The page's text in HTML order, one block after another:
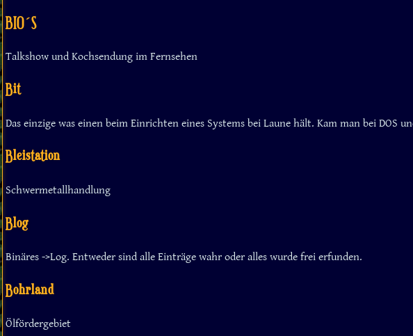
BIO´S
Talkshow und Kochsendung im Fernsehen
Bit
Das einzige was einen beim Einrichten eines Systems bei Laune hält. Kam man bei
Bleistation
Schwermetallhandlung
Blog
Binäres ->Log. Entweder sind alle Einträge wahr oder alles wurde frei erfunden.
Bohrland
Ölfördergebiet